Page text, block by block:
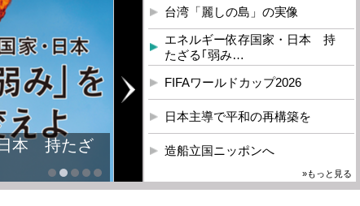
本 持たざ
台湾「麗しの島」の実像
エネルギー依存国家・日本 持
たざる｢弱み…
FIFAワールドカップ2026
日本主導で平和の再構築を
造船立国ニッポンへ
»もっと見る